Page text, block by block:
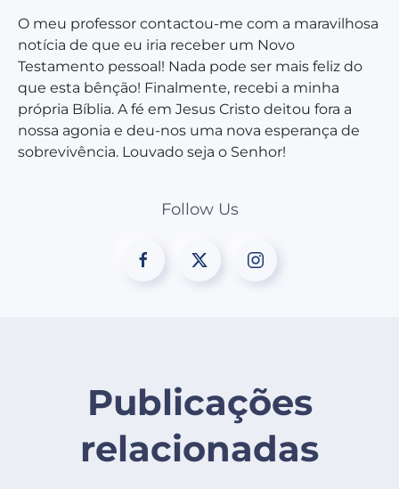
O meu professor contactou-me com a maravilhosa
notícia de que eu iria receber um Novo
Testamento pessoal! Nada pode ser mais feliz do
que esta bênção! Finalmente, recebi a minha
própria Bíblia. A fé em Jesus Cristo deitou fora a
nossa agonia e deu-nos uma nova esperança de
sobrevivência. Louvado seja o Senhor!
Follow Us
Publicações
relacionadas